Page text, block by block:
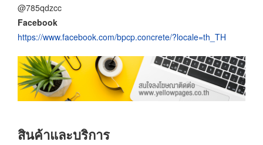
@785qdzcc
Facebook
https://www.facebook.com/bpcp.concrete/?locale=th_TH
สินค้าและบริการ